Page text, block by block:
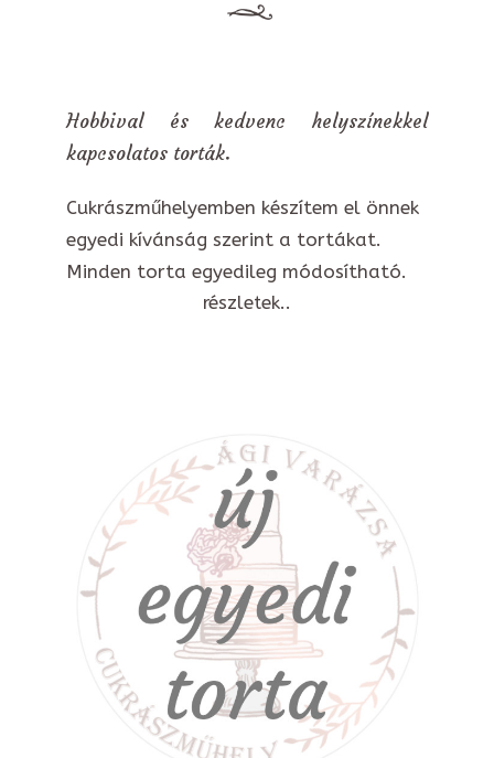
Hobbival és kedvenc helyszínekkel
kapcsolatos torták.
Cukrászműhelyemben készítem el önnek
egyedi kívánság szerint a tortákat.
Minden torta egyedileg módosítható.
részletek..